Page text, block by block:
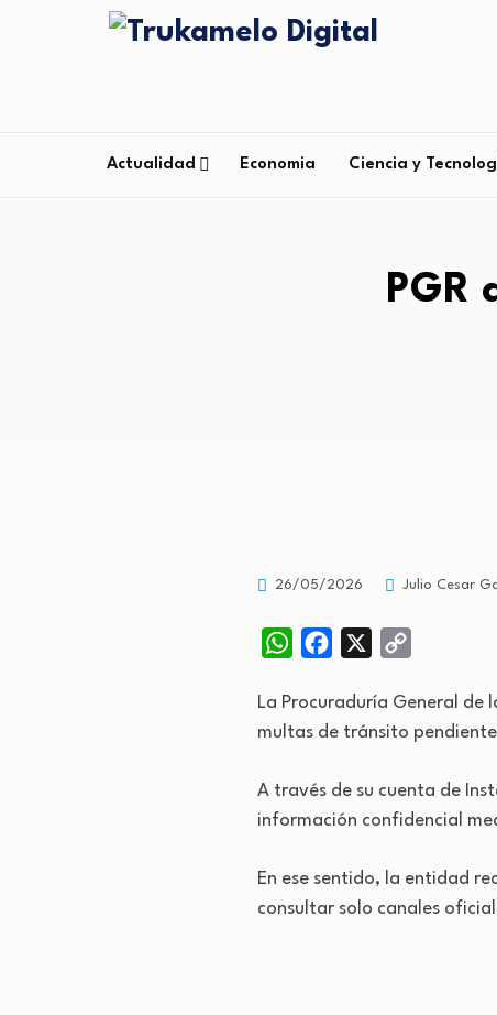
Actualidad Economia Ciencia y
PGR
26/05/2026 Julio Cesar
WhatsAppFacebook
La Procuraduría General de
multas de tránsito
A través de su cuenta de
información confidencial
En ese sentido, la entidad
consultar solo canales